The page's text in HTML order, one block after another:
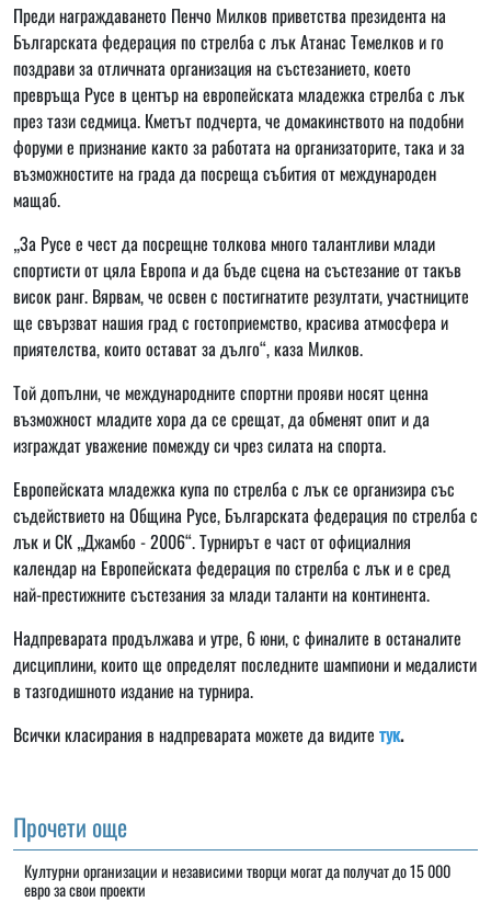
Преди награждаването Пенчо Милков приветства президента на
Българската федерация по стрелба с лък Атанас Темелков и го
поздрави за отличната организация на състезанието, което
превръща Русе в център на европейската младежка стрелба с лък
през тази седмица. Кметът подчерта, че домакинството на подобни
форуми е признание както за работата на организаторите, така и за
възможностите на града да посреща събития от международен
мащаб.
„За Русе е чест да посрещне толкова много талантливи млади
спортисти от цяла Европа и да бъде сцена на състезание от такъв
висок ранг. Вярвам, че освен с постигнатите резултати, участниците
ще свързват нашия град с гостоприемство, красива атмосфера и
приятелства, които остават за дълго“, каза Милков.
Той допълни, че международните спортни прояви носят ценна
възможност младите хора да се срещат, да обменят опит и да
изграждат уважение помежду си чрез силата на спорта.
Европейската младежка купа по стрелба с лък се организира със
съдействието на Община Русе, Българската федерация по стрелба с
лък и СК „Джамбо - 2006“. Турнирът е част от официалния
календар на Европейската федерация по стрелба с лък и е сред
най-престижните състезания за млади таланти на континента.
Надпреварата продължава и утре, 6 юни, с финалите в останалите
дисциплини, които ще определят последните шампиони и медалисти
в тазгодишното издание на турнира.
Всички класирания в надпреварата можете да видите тук.
Прочети още
Културни организации и независими творци могат да получат до 15 000
евро за свои проекти